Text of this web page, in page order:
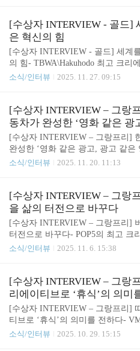
려오는 독특한 미신이 있습니다.바
주문하면 갑자기 환자가 몰려온다’
이드 치킨의 저주입니다.병원에서
으면 더 바빠지는 징조라는 믿음이
진들은 교대시간이나 당직 중 KFC
고 하죠. 올해 MAD STARS 2025에
C..
[수상자 INTERVIEW - 골드]
은 혁신의 힘
[수상자 INTERVIEW - 골드] 세계
의 힘- TBWA\Hakuhodo 최고 크리
CO), Takahiro Hosoda 전 세계 혁신
WA\Hakuhodo가 의료 스타트업
인 Smart Eye Camera인데요. 이 프
n Stars와 SDGs Stars에서 골드를
디어가 어떻게 큰 변화를 만들 수
보였습니다. Smart Eye Camera는
Eisuke Shimizu 박사의 질문에서 시
소식/인터뷰 2025. 11. 27. 09:15
[수상자 INTERVIEW – 그랑
동차가 완성한 ‘영화 같은 광
영화’
[수상자 INTERVIEW – 그랑프리]
완성한 ‘영화 같은 광고, 광고 같은
리에이티브팀 세상을 움직이는 글
션이 현대자동차 아이오닉
단편 영화 ‘밤낚시(Night Fishing)’
MAD STARS 2025에서 그랑프리
브론즈 3 총 8개의 상을 수상하며,
이티브의 저력을 다시 한번 세계에
밤낚시의 시작은 아주 단순하지만
있을까?”현실에서 자동차는 이동
콘텐츠..
소식/인터뷰 2025. 11. 20. 11:13
[수상자 INTERVIEW – 그랑
을 삶의 터전으로 바꾸다
[수상자 INTERVIEW – 그랑프리]
터전으로 바꾸다- POP5의 최고 크
(CCO), Mohammad Akrum Hossain
은 또 하나의 그랑프리 수상작을
방글라데시의 크리에이티브 에이전
노도라(SHOPNODHORA)와 함께선
g’ 캠페인입니다. 이 작품은 SDGs
pment Goals) Stars 부문 골드에 이
상하며, 비즈니스의 본질로 사회 문
소식/인터뷰 2025. 11. 6. 15:38
[수상자 INTERVIEW – 그랑
리에이티브로 ‘휴식’의 의미
[수상자 INTERVIEW – 그랑프리]
티브로 ‘휴식’의 의미를 전하다-
크리에이티브 책임자(CCO), Paul
소식/인터뷰 2025. 10. 29. 15:15